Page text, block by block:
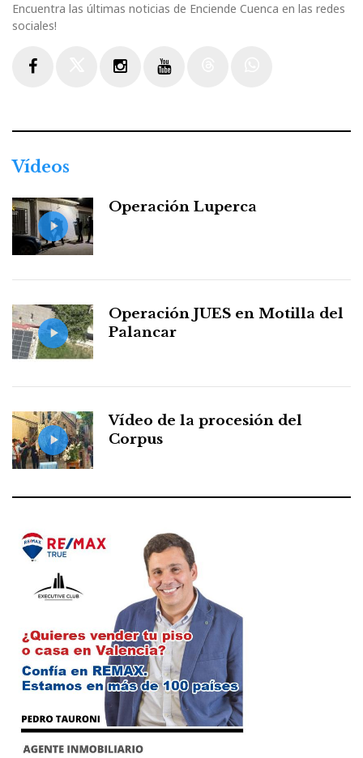
Encuentra las últimas noticias de Enciende Cuenca en las redes
sociales!
Vídeos
Operación Luperca
Operación JUES en Motilla del
Palancar
Vídeo de la procesión del
Corpus